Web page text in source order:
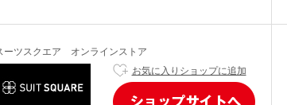
ーツスクエア オンラインストア
お気に入りショップに追加